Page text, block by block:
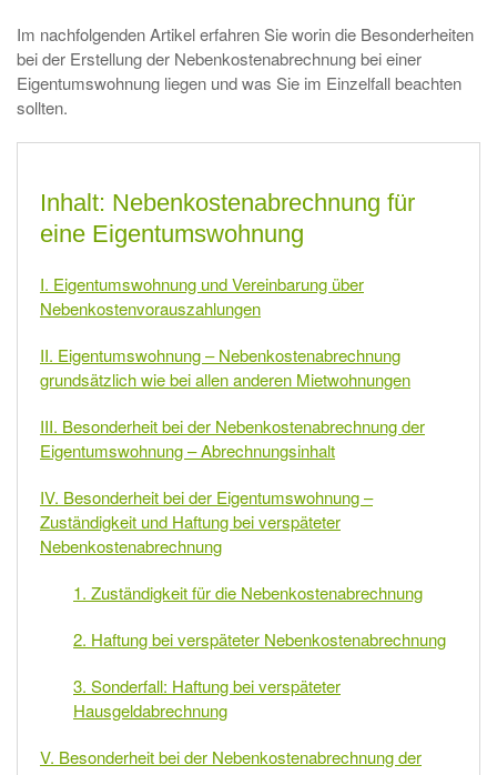
Im nachfolgenden Artikel erfahren Sie worin die Besonderheiten
bei der Erstellung der Nebenkostenabrechnung bei einer
Eigentumswohnung liegen und was Sie im Einzelfall beachten
sollten.
Inhalt: Nebenkostenabrechnung für
eine Eigentumswohnung
I. Eigentumswohnung und Vereinbarung über
Nebenkostenvorauszahlungen
II. Eigentumswohnung – Nebenkostenabrechnung
grundsätzlich wie bei allen anderen Mietwohnungen
III. Besonderheit bei der Nebenkostenabrechnung der
Eigentumswohnung – Abrechnungsinhalt
IV. Besonderheit bei der Eigentumswohnung –
Zuständigkeit und Haftung bei verspäteter
Nebenkostenabrechnung
1. Zuständigkeit für die Nebenkostenabrechnung
2. Haftung bei verspäteter Nebenkostenabrechnung
3. Sonderfall: Haftung bei verspäteter
Hausgeldabrechnung
V. Besonderheit bei der Nebenkostenabrechnung der